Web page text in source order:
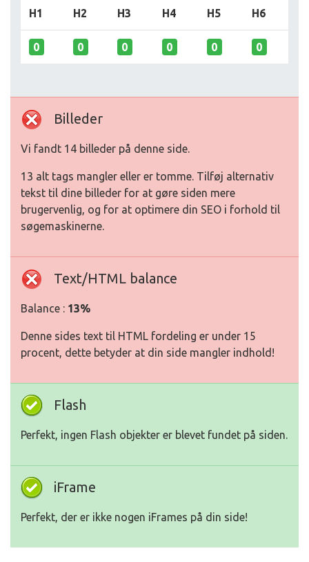
H1 H2 H3 H4 H5 H6
0 0 0 0 0 0
Billeder
Vi fandt 14 billeder på denne side.
13 alt tags mangler eller er tomme. Tilføj alternativ
tekst til dine billeder for at gøre siden mere
brugervenlig, og for at optimere din SEO i forhold til
søgemaskinerne.
Text/HTML balance
Balance : 13%
Denne sides text til HTML fordeling er under 15
procent, dette betyder at din side mangler indhold!
Flash
Perfekt, ingen Flash objekter er blevet fundet på siden.
iFrame
Perfekt, der er ikke nogen iFrames på din side!